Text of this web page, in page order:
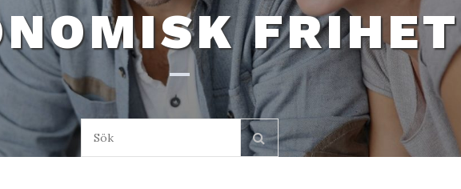
FRIHET
Sök: